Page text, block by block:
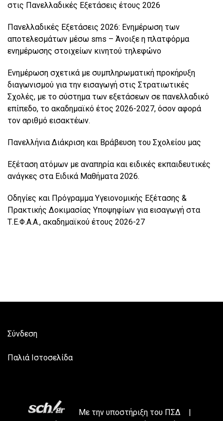
στις Πανελλαδικές Εξετάσεις έτους 2026
Πανελλαδικές Εξετάσεις 2026: Ενημέρωση των
αποτελεσμάτων μέσω sms – Άνοιξε η πλατφόρμα
ενημέρωσης στοιχείων κινητού τηλεφώνο
Ενημέρωση σχετικά με συμπληρωματική προκήρυξη
διαγωνισμού για την εισαγωγή στις Στρατιωτικές
Σχολές, με το σύστημα των εξετάσεων σε πανελλαδικό
επίπεδο, το ακαδημαϊκό έτος 2026-2027, όσον αφορά
τον αριθμό εισακτέων.
Πανελλήνια Διάκριση και Βράβευση του Σχολείου μας
Εξέταση ατόμων με αναπηρία και ειδικές εκπαιδευτικές
ανάγκες στα Ειδικά Μαθήματα 2026.
Οδηγίες και Πρόγραμμα Υγειονομικής Εξέτασης &
Πρακτικής Δοκιμασίας Υποψηφίων για εισαγωγή στα
Τ.Ε.Φ.Α.Α., ακαδημαϊκού έτους 2026-27
Σύνδεση
Παλιά Ιστοσελίδα
Με την υποστήριξη του ΠΣΔ
|